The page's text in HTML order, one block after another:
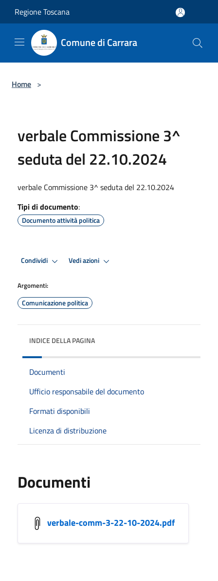
Regione Toscana
Comune di Carrara
Home >
verbale Commissione 3^
seduta del 22.10.2024
verbale Commissione 3^ seduta del 22.10.2024
Tipi di documento:
Documento attività politica
Condividi Vedi azioni
Argomenti:
Comunicazione politica
INDICE DELLA PAGINA
Documenti
Ufficio responsabile del documento
Formati disponibili
Licenza di distribuzione
Documenti
verbale-comm-3-22-10-2024.pdf